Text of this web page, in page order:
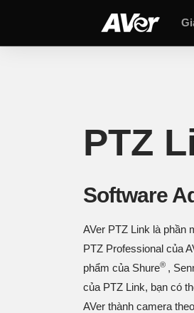
PTZ
Software
AVer PTZ Link là phần
PTZ Professional của
phẩm của Shure® ,
của PTZ Link, bạn có
AVer thành camera